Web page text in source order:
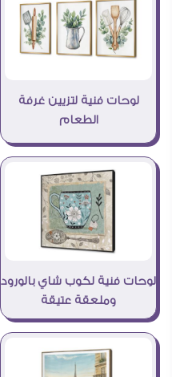
لوحات فنية لتزيين غرفة
الطعام
لوحات فنية لكوب شاي بالورود
وملعقة عتيقة